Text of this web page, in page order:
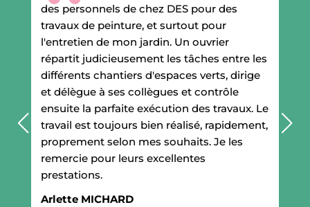
des personnels de chez DES pour des
travaux de peinture, et surtout pour
l'entretien de mon jardin. Un ouvrier
répartit judicieusement les tâches entre les
différents chantiers d'espaces verts, dirige
et délègue à ses collègues et contrôle
ensuite la parfaite exécution des travaux. Le
travail est toujours bien réalisé, rapidement,
proprement selon mes souhaits. Je les
remercie pour leurs excellentes
prestations.
Arlette MICHARD